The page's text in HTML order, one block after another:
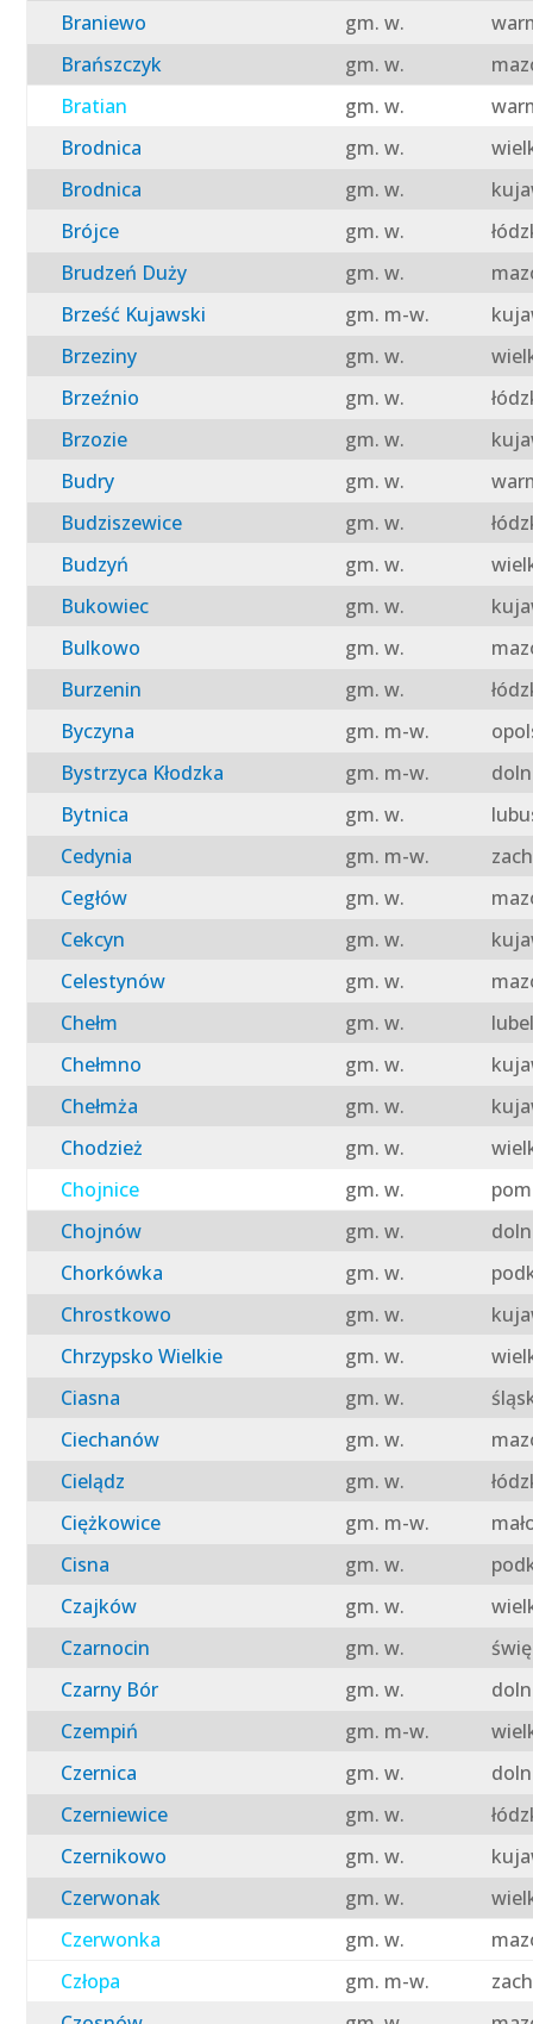
Braniewo
gm. w.
Brańszczyk
gm. w.
Bratian
gm. w.
Brodnica
gm. w.
Brodnica
gm. w.
Brójce
gm. w.
Brudzeń Duży
gm. w.
Brześć Kujawski
gm. m-w.
Brzeziny
gm. w.
Brzeźnio
gm. w.
Brzozie
gm. w.
Budry
gm. w.
Budziszewice
gm. w.
Budzyń
gm. w.
Bukowiec
gm. w.
Bulkowo
gm. w.
Burzenin
gm. w.
Byczyna
gm. m-w.
Bystrzyca Kłodzka
gm. m-w.
Bytnica
gm. w.
Cedynia
gm. m-w.
Cegłów
gm. w.
Cekcyn
gm. w.
Celestynów
gm. w.
Chełm
gm. w.
Chełmno
gm. w.
Chełmża
gm. w.
Chodzież
gm. w.
Chojnice
gm. w.
Chojnów
gm. w.
Chorkówka
gm. w.
Chrostkowo
gm. w.
Chrzypsko Wielkie
gm. w.
Ciasna
gm. w.
Ciechanów
gm. w.
Cielądz
gm. w.
Ciężkowice
gm. m-w.
Cisna
gm. w.
Czajków
gm. w.
Czarnocin
gm. w.
Czarny Bór
gm. w.
Czempiń
gm. m-w.
Czernica
gm. w.
Czerniewice
gm. w.
Czernikowo
gm. w.
Czerwonak
gm. w.
Czerwonka
gm. w.
Człopa
gm. m-w.